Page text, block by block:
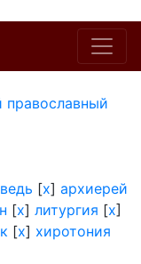
православный
[x] архиерей
[x] литургия [x]
[x] хиротония